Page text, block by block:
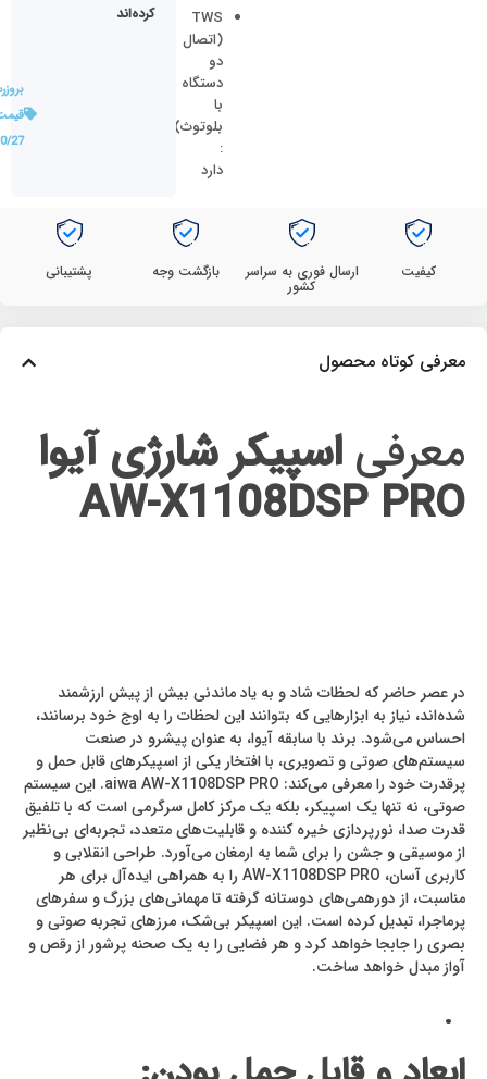
TWS
(اتصال
دو
دستگاه
با
بلوتوث)
:
دارد
کرده‌اند
27
کیفیت ارسال فوری به سراسر
کشور
بازگشت وجه پشتیبانی
معرفی کوتاه محصول
معرفی اسپیکر شارژی آیوا
AW-X1108DSP PRO
در عصر حاضر که لحظات شاد و به یاد ماندنی بیش از پیش ارزشمند
شده‌اند، نیاز به ابزارهایی که بتوانند این لحظات را به اوج خود برسانند،
احساس می‌شود. برند با سابقه آیوا، به عنوان پیشرو در صنعت
سیستم‌های صوتی و تصویری، با افتخار یکی از اسپیکرهای قابل حمل و
پرقدرت خود را معرفی می‌کند: aiwa AW-X1108DSP PRO. این سیستم
صوتی، نه تنها یک اسپیکر، بلکه یک مرکز کامل سرگرمی است که با تلفیق
قدرت صدا، نورپردازی خیره‌ کننده و قابلیت‌های متعدد، تجربه‌ای بی‌نظیر
از موسیقی و جشن را برای شما به ارمغان می‌آورد. طراحی انقلابی و
کاربری آسان، AW-X1108DSP PRO را به همراهی ایده‌آل برای هر
مناسبت، از دورهمی‌های دوستانه گرفته تا مهمانی‌های بزرگ و سفرهای
پرماجرا، تبدیل کرده است. این اسپیکر بی‌شک، مرزهای تجربه صوتی و
بصری را جابجا خواهد کرد و هر فضایی را به یک صحنه پرشور از رقص و
آواز مبدل خواهد ساخت.
.